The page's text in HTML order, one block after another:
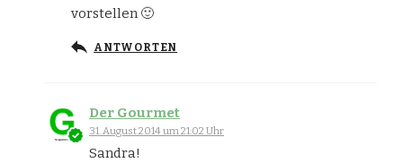
vorstellen 🙂
ANTWORTEN
Der Gourmet
31. August 2014 um 21:02 Uhr
Sandra!